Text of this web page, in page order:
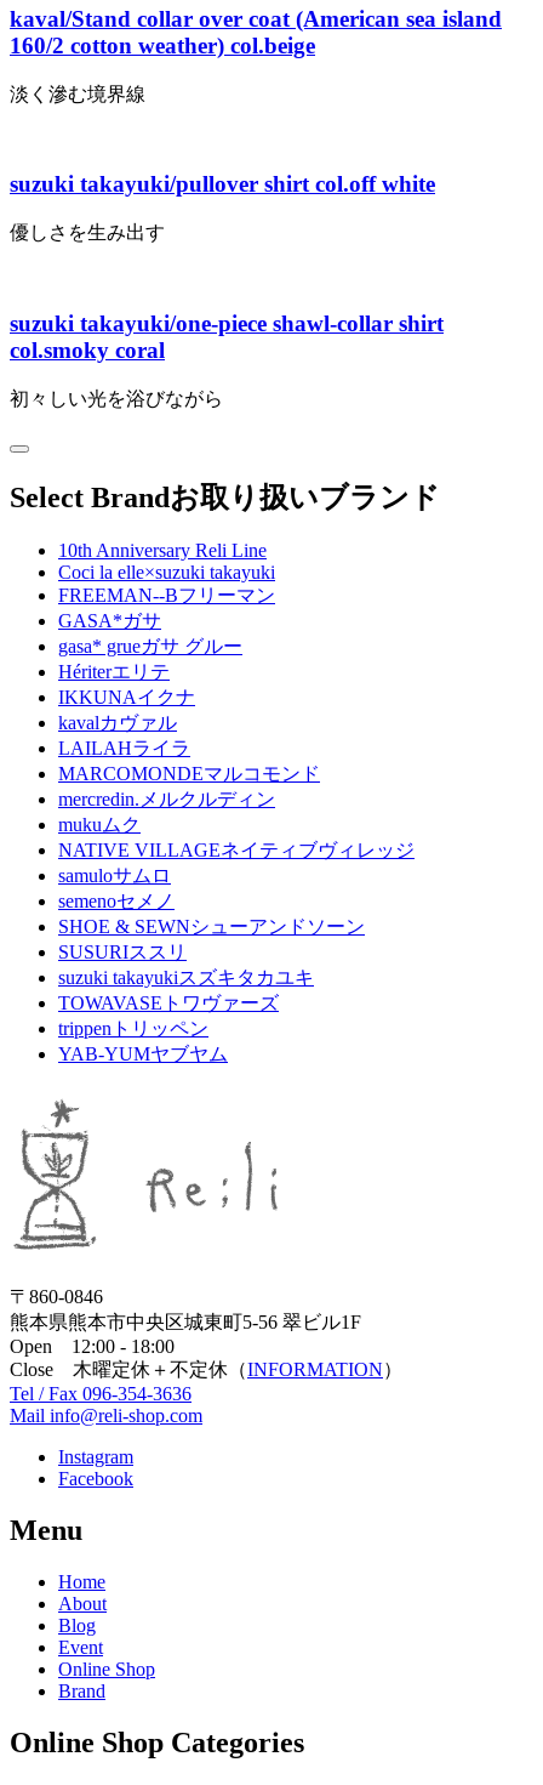
kaval/Stand collar over coat (American sea island
160/2 cotton weather) col.beige
淡く滲む境界線
suzuki takayuki/pullover shirt col.off white
優しさを生み出す
suzuki takayuki/one-piece shawl-collar shirt
col.smoky coral
初々しい光を浴びながら
Select Brandお取り扱いブランド
10th Anniversary Reli Line
Coci la elle×suzuki takayuki
FREEMAN--Bフリーマン
GASA*ガサ
gasa* grueガサ グルー
Hériterエリテ
IKKUNAイクナ
kavalカヴァル
LAILAHライラ
MARCOMONDEマルコモンド
mercredin.メルクルディン
mukuムク
NATIVE VILLAGEネイティブヴィレッジ
samuloサムロ
semenoセメノ
SHOE & SEWNシューアンドソーン
SUSURIススリ
suzuki takayukiスズキタカユキ
TOWAVASE トワヴァーズ
trippen トリッペン
YAB-YUMヤブヤム
〒860-0846
熊本県熊本市中央区城東町5-56 翠ビル1F
Open 12:00 - 18:00
Close 木曜定休＋不定休（INFORMATION）
Tel / Fax 096-354-3636
Mail info@reli-shop.com
Instagram
Facebook
Menu
Home
About
Blog
Event
Online Shop
Brand
Online Shop Categories